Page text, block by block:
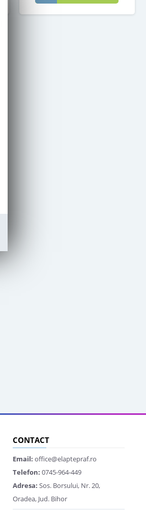
CONTACT
Email: office@elaptepraf.ro
Telefon: 0745-964-449
Adresa: Sos. Borsului, Nr. 20,
Oradea, Jud. Bihor